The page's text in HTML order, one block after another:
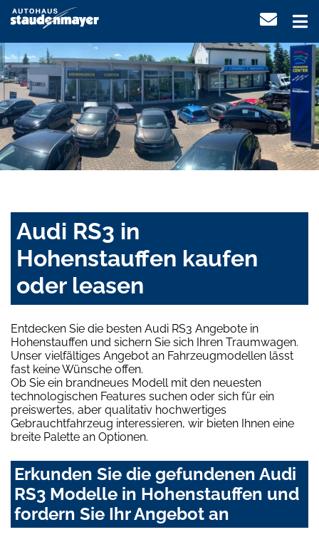
Audi RS3 in
Hohenstauffen kaufen
oder leasen
Entdecken Sie die besten Audi RS3 Angebote in
Hohenstauffen und sichern Sie sich Ihren Traumwagen.
Unser vielfältiges Angebot an Fahrzeugmodellen lässt
fast keine Wünsche offen.
Ob Sie ein brandneues Modell mit den neuesten
technologischen Features suchen oder sich für ein
preiswertes, aber qualitativ hochwertiges
Gebrauchtfahrzeug interessieren, wir bieten Ihnen eine
breite Palette an Optionen.
Erkunden Sie die gefundenen Audi
RS3 Modelle in Hohenstauffen und
fordern Sie Ihr Angebot an